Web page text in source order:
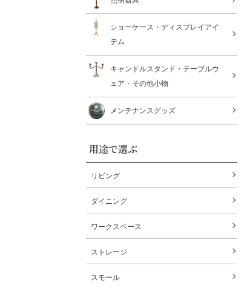
ショーケース・ディスプレイアイ
テム
キャンドルスタンド・テーブルウ
ェア・その他小物
メンテナンスグッズ
用途で選ぶ
リビング
ダイニング
ワークスペース
ストレージ
スモール